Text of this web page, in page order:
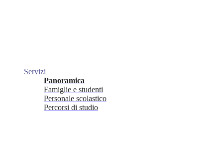
Servizi
Panoramica
Famiglie e studenti
Personale scolastico
Percorsi di studio